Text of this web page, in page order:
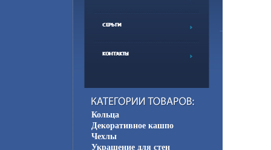
Кольца
Декоративное кашпо
Чехлы
Украшение для стен